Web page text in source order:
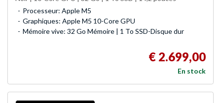
Processeur: Apple M5
Graphiques: Apple M5 10-Core GPU
Mémoire vive: 32 Go Mémoire | 1 To SSD-Disque dur
€ 2.699,00
En stock